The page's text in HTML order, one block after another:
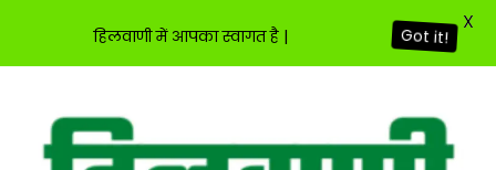
content
हिलवाणी में आपका स्वागत है | Got it!
X